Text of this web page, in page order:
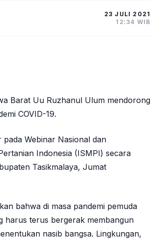
23 JULI 2021
12:34 WIB
Barat Uu Ruzhanul Ulum mendorong
COVID-19.
Webinar Nasional dan
Indonesia (ISMPI) secara
Tasikmalaya, Jumat
bahwa di masa pandemi pemuda
harus terus bergerak membangun
nasib bangsa. Lingkungan,